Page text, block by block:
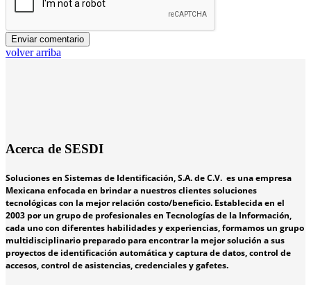
volver arriba
Acerca de SESDI
Soluciones en Sistemas de Identificación, S.A. de C.V. es una empresa
Mexicana enfocada en brindar a nuestros clientes soluciones
tecnológicas con la mejor relación costo/beneficio. Establecida en el
2003 por un grupo de profesionales en Tecnologías de la Información,
cada uno con diferentes habilidades y experiencias, formamos un grupo
multidisciplinario preparado para encontrar la mejor solución a sus
proyectos de identificación automática y captura de datos, control de
accesos, control de asistencias, credenciales y gafetes.